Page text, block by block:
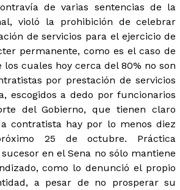
de varias sentencias de la
violó la prohibición de celebrar
de servicios para el ejercicio de
permanente, como es el caso de
cuales hoy cerca del 80% no son
por prestación de servicios
escogidos a dedo por funcionarios
del Gobierno, que tienen claro
contratista hay por lo menos diez
25 de octubre. Práctica
en el Sena no sólo mantiene
como lo denunció el propio
a pesar de no prosperar su